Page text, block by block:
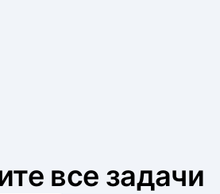
все задачи